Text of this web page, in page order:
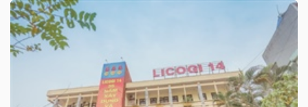
chứng
khoán
(-)
Cổ phiếu Chỉ số Chứng chỉ quỹ Chứng